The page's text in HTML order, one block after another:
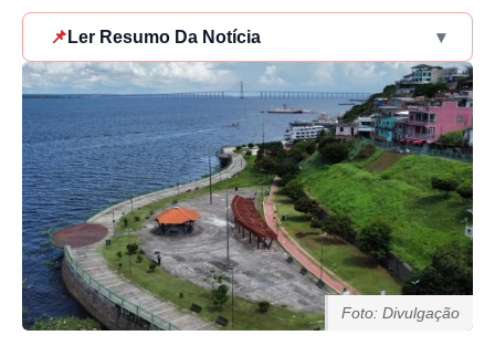
📌 Ler Resumo Da Notícia ▾
Foto: Divulgação